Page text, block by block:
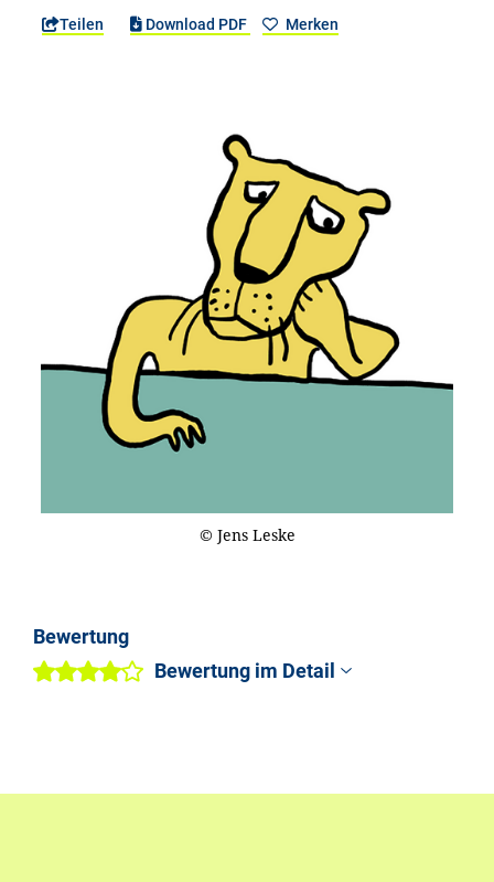
Teilen Download PDF Merken
© Jens Leske
Bewertung
Bewertung im Detail